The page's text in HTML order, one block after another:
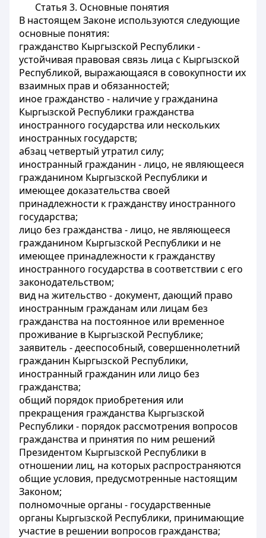
Статья 3. Основные понятия
В настоящем Законе используются следующие
основные понятия:
гражданство Кыргызской Республики -
устойчивая правовая связь лица с Кыргызской
Республикой, выражающаяся в совокупности их
взаимных прав и обязанностей;
иное гражданство - наличие у гражданина
Кыргызской Республики гражданства
иностранного государства или нескольких
иностранных государств;
абзац четвертый утратил силу;
иностранный гражданин - лицо, не являющееся
гражданином Кыргызской Республики и
имеющее доказательства своей
принадлежности к гражданству иностранного
государства;
лицо без гражданства - лицо, не являющееся
гражданином Кыргызской Республики и не
имеющее принадлежности к гражданству
иностранного государства в соответствии с его
законодательством;
вид на жительство - документ, дающий право
иностранным гражданам или лицам без
гражданства на постоянное или временное
проживание в Кыргызской Республике;
заявитель - дееспособный, совершеннолетний
гражданин Кыргызской Республики,
иностранный гражданин или лицо без
гражданства;
общий порядок приобретения или
прекращения гражданства Кыргызской
Республики - порядок рассмотрения вопросов
гражданства и принятия по ним решений
Президентом Кыргызской Республики в
отношении лиц, на которых распространяются
общие условия, предусмотренные настоящим
Законом;
полномочные органы - государственные
органы Кыргызской Республики, принимающие
участие в решении вопросов гражданства;